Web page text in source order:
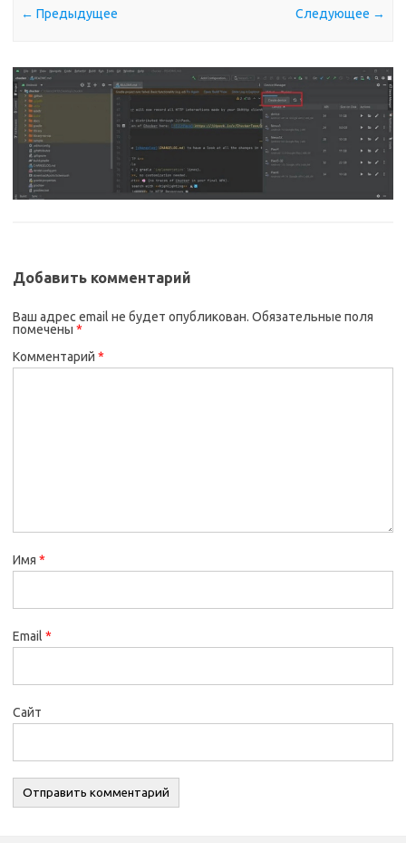
← Предыдущее Следующее →
Добавить комментарий
Ваш адрес email не будет опубликован. Обязательные поля
помечены *
Комментарий *
Имя *
Email *
Сайт